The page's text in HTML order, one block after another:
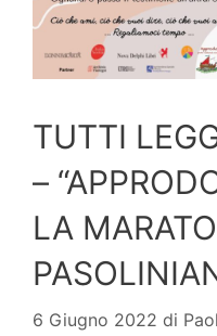
TUTTI
–
LA
6 Giugno 2022 di